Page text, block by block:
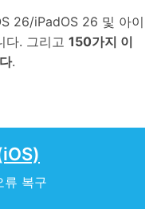
26/iPadOS 26 및 아이
다. 그리고 150가지 이
.
류 복구